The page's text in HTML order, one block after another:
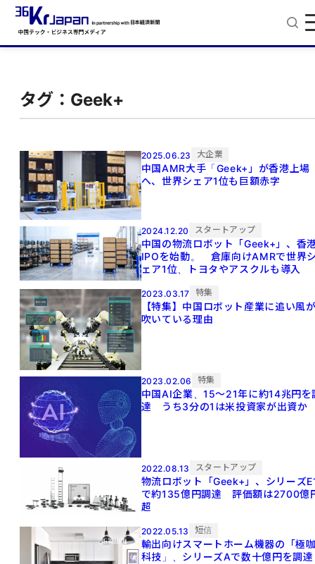
タグ：Geek+
2025.06.23 大企業
中国AMR大手「Geek+」が香港上場
へ、世界シェア1位も巨額赤字
2024.12.20 スタートアップ
中国の物流ロボット「Geek+」、香
IPOを始動。 倉庫向けAMRで世界
ェア1位、トヨタやアスクルも導入
2023.03.17 特集
【特集】中国ロボット産業に追い風
吹いている理由
2023.02.06 特集
中国AI企業、15～21年に約14兆円を
達 うち3分の1は米投資家が出資か
2022.08.13 スタートアップ
物流ロボット「Geek+」、シリーズ
で約135億円調達 評価額は2700億
超
2022.05.13 短信
輸出向けスマートホーム機器の「極
科技」、シリーズAで数十億円を調達